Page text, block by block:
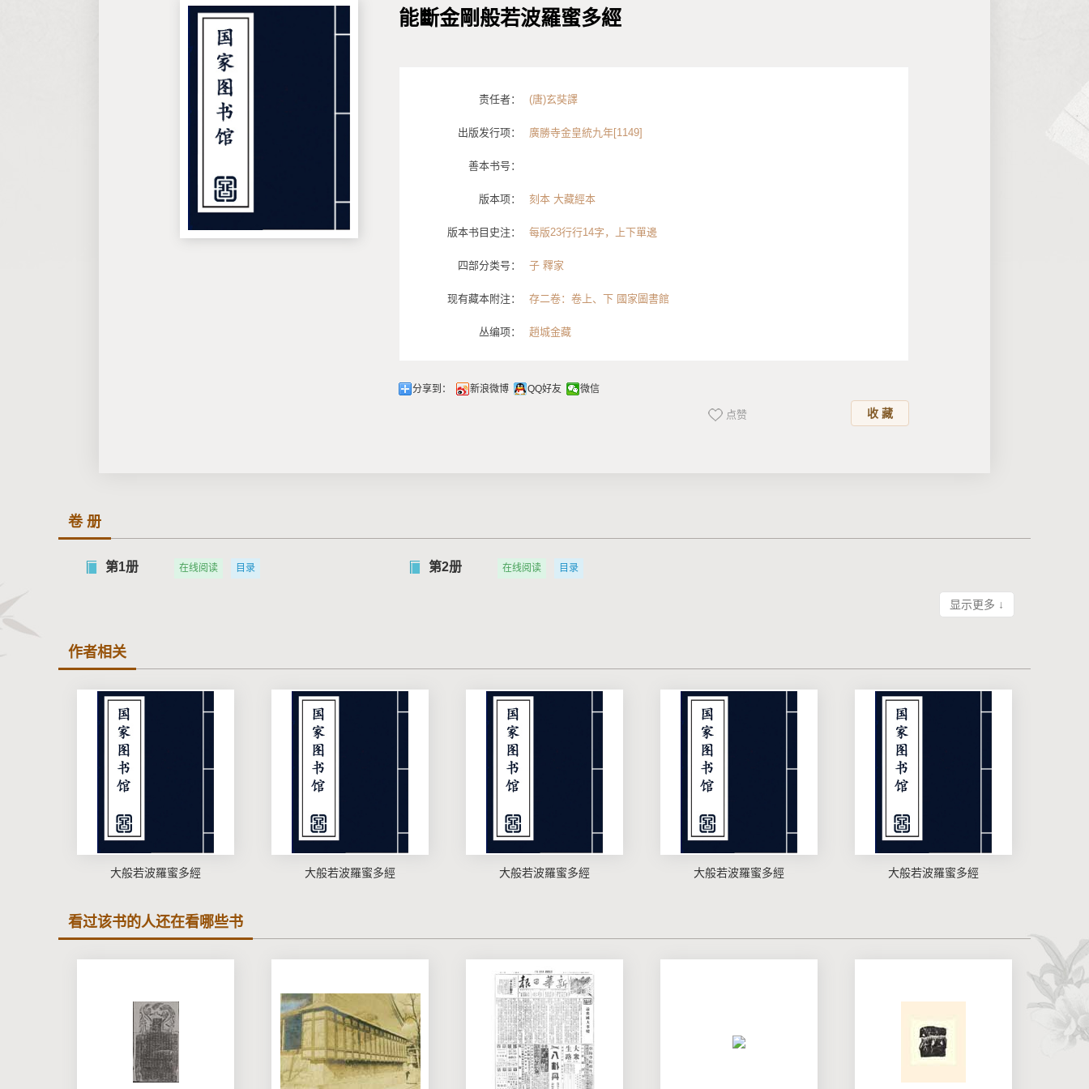
能斷金剛般若波羅蜜多經
责任者： (唐)玄奘譯
出版发行项： 廣勝寺金皇統九年[1149]
善本书号：
版本项： 刻本 大藏經本
版本书目史注： 每版23行行14字，上下單邊
四部分类号： 子 釋家
现有藏本附注： 存二卷：卷上、下 國家圖書館
丛编项： 趙城金藏
分享到： 新浪微博 QQ好友 微信
收 藏
点赞
卷 册
第1册 在线阅读 目录 第2册 在线阅读 目录
显示更多 ↓
作者相关
大般若波羅蜜多經 大般若波羅蜜多經 大般若波羅蜜多經 大般若波羅蜜多經 大般若波羅蜜多經
看过该书的人还在看哪些书